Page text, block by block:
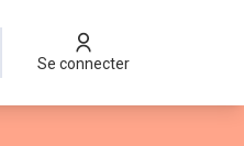
Se connecter